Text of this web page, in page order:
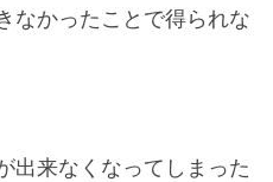
なかったことで得られな
出来なくなってしまった